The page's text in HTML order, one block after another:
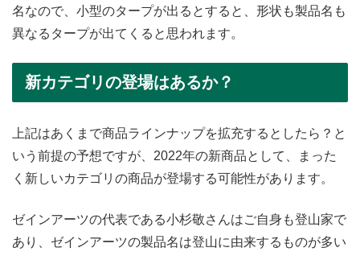
名なので、小型のタープが出るとすると、形状も製品名も
異なるタープが出てくると思われます。
新カテゴリの登場はあるか？
上記はあくまで商品ラインナップを拡充するとしたら？と
いう前提の予想ですが、2022年の新商品として、まった
く新しいカテゴリの商品が登場する可能性があります。
ゼインアーツの代表である小杉敬さんはご自身も登山家で
あり、ゼインアーツの製品名は登山に由来するものが多い